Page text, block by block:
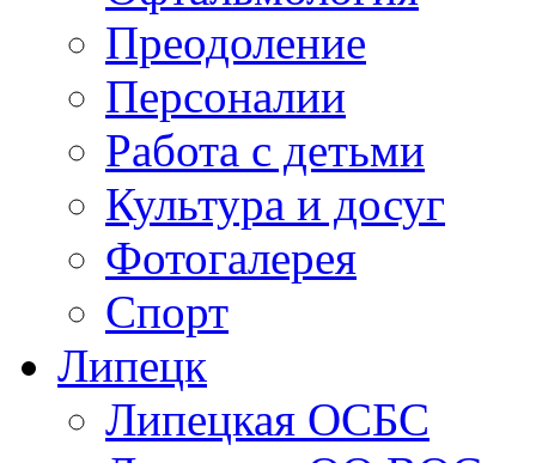
Преодоление
Персоналии
Работа с детьми
Культура и досуг
Фотогалерея
Спорт
Липецк
Липецкая ОСБС